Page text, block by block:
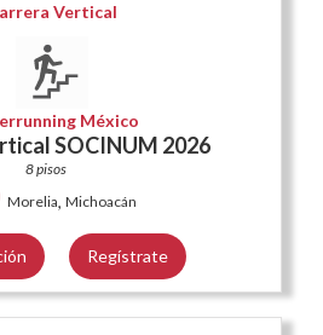
Vertical
México
SOCINUM 2026
8 pisos
Morelia, Michoacán
Regístrate